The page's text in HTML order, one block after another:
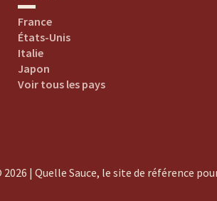
France
États-Unis
Italie
Japon
Voir tous les pays
2026 | Quelle Sauce, le site de référence